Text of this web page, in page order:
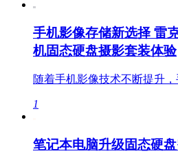
手机影像存储新选择 雷
机固态硬盘摄影套装体验
随着手机影像技术不断提升
1
笔记本电脑升级固态硬